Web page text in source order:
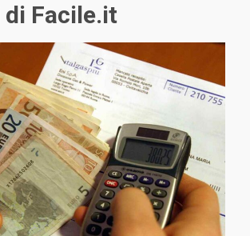
di Facile.it